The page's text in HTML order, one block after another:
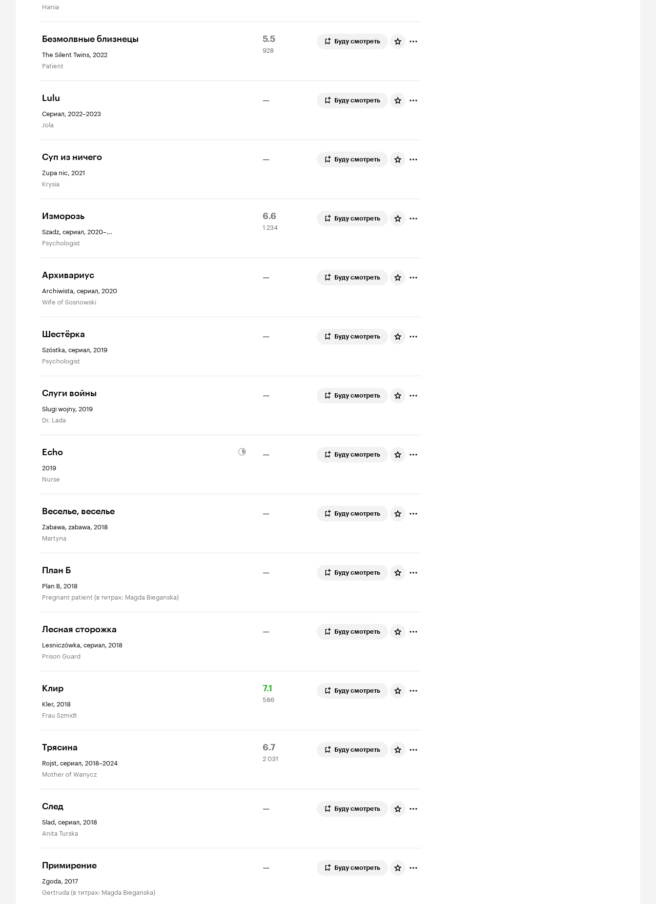
Hania
Безмолвные близнецы
The Silent Twins, 2022
Patient
Рейтинг
Кинопоиска
5.5
928
оценок
928
Буду смотреть
Lulu
Сериал, 2022–2023
Jola
— Буду смотреть
Суп из ничего
Zupa nic, 2021
Krysia
— Буду смотреть
Изморозь
Szadz, сериал, 2020–...
Psychologist
Рейтинг
Кинопоиска
6.6
1
234
1 234
Буду смотреть
Архивариус
Archiwista, сериал, 2020
Wife of Sosnowski
— Буду смотреть
Шестёрка
Szóstka, сериал, 2019
Psychologist
— Буду смотреть
Слуги войны
Slugi wojny, 2019
Dr. Lada
— Буду смотреть
Echo
2019
Nurse
— Буду смотреть
Веселье, веселье
Zabawa, zabawa, 2018
Martyna
— Буду смотреть
План Б
Plan B, 2018
Pregnant patient (в титрах: Magda Bieganska)
— Буду смотреть
Лесная сторожка
Lesniczówka, сериал, 2018
Prison Guard
— Буду смотреть
Клир
Kler, 2018
Frau Szmidt
Рейтинг
Кинопоиска
7.1
586
оценок
586
Буду смотреть
Трясина
Rojst, сериал, 2018–2024
Mother of Wanycz
Рейтинг
Кинопоиска
6.7
2
031
2 031
Буду смотреть
След
Slad, сериал, 2018
Anita Turska
— Буду смотреть
Примирение
Zgoda, 2017
Gertruda (в титрах: Magda Bieganska)
— Буду смотреть